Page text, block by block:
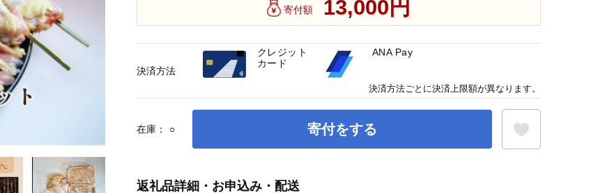
寄付額 13,000円
在庫： ○ 寄付をする
返礼品詳細・お申込み・配送
決済方法
クレジット
カード
ANA Pay
決済方法ごとに決済上限額が異なります。